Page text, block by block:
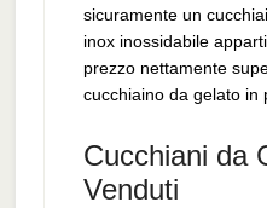
sicuramente un
inox inossidabile
prezzo nettamente
cucchiaino da gelato in
Cucchiani da
Venduti